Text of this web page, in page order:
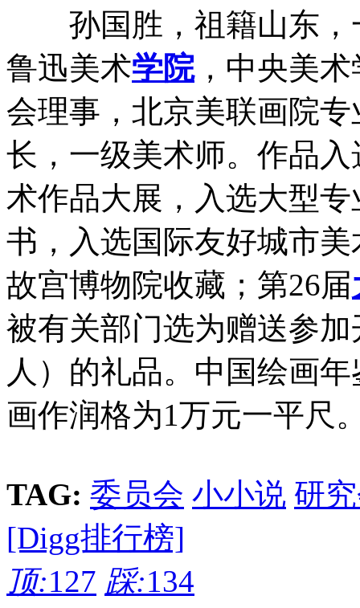
孙国胜，祖籍山东，
鲁迅美术学院，中央美
会理事，北京美联画院
长，一级美术师。作品
术作品大展，入选大型
书，入选国际友好城市
故宫博物院收藏；第26届
被有关部门选为赠送参
人）的礼品。中国绘画
画作润格为1万元一平尺
TAG: 委员会 小小说 研
[Digg排行榜]
顶:127 踩:134